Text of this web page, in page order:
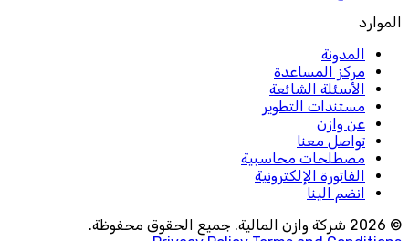
الموارد
المدونة
مركز المساعدة
الأسئلة الشائعة
مستندات التطوير
عن وازن
تواصل معنا
مصطلحات محاسبية
الفاتورة الإلكترونية
انضم الينا
© 2026 شركة وازن المالية. جميع الحقوق محفوظة.